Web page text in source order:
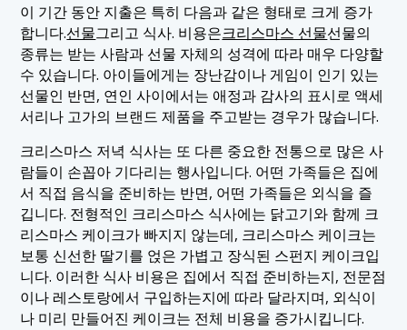
이 기간 동안 지출은 특히 다음과 같은 형태로 크게 증가
합니다.선물그리고 식사. 비용은크리스마스 선물선물의
종류는 받는 사람과 선물 자체의 성격에 따라 매우 다양할
수 있습니다. 아이들에게는 장난감이나 게임이 인기 있는
선물인 반면, 연인 사이에서는 애정과 감사의 표시로 액세
서리나 고가의 브랜드 제품을 주고받는 경우가 많습니다.
크리스마스 저녁 식사는 또 다른 중요한 전통으로 많은 사
람들이 손꼽아 기다리는 행사입니다. 어떤 가족들은 집에
서 직접 음식을 준비하는 반면, 어떤 가족들은 외식을 즐
깁니다. 전형적인 크리스마스 식사에는 닭고기와 함께 크
리스마스 케이크가 빠지지 않는데, 크리스마스 케이크는
보통 신선한 딸기를 얹은 가볍고 장식된 스펀지 케이크입
니다. 이러한 식사 비용은 집에서 직접 준비하는지, 전문점
이나 레스토랑에서 구입하는지에 따라 달라지며, 외식이
나 미리 만들어진 케이크는 전체 비용을 증가시킵니다.